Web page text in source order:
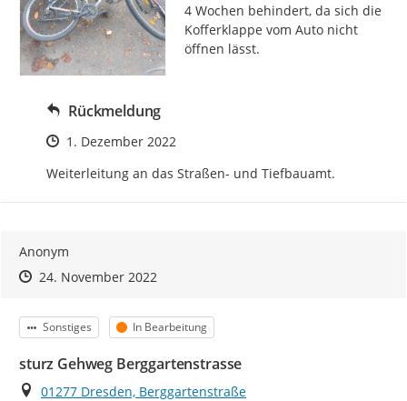
4 Wochen behindert, da sich die
Kofferklappe vom Auto nicht
öffnen lässt.
Rückmeldung
Zeitpunkt des Erstellens
1. Dezember 2022
Weiterleitung an das Straßen- und Tiefbauamt.
Anonym
Zeitpunkt des Erstellens
Zeitpunkt des Erstellens
24. November 2022Zur Äußerung
Kategorie
Sonstiges Status
In Bearbeitung
sturz Gehweg Berggartenstrasse
Ort
01277 Dresden, Berggartenstraße